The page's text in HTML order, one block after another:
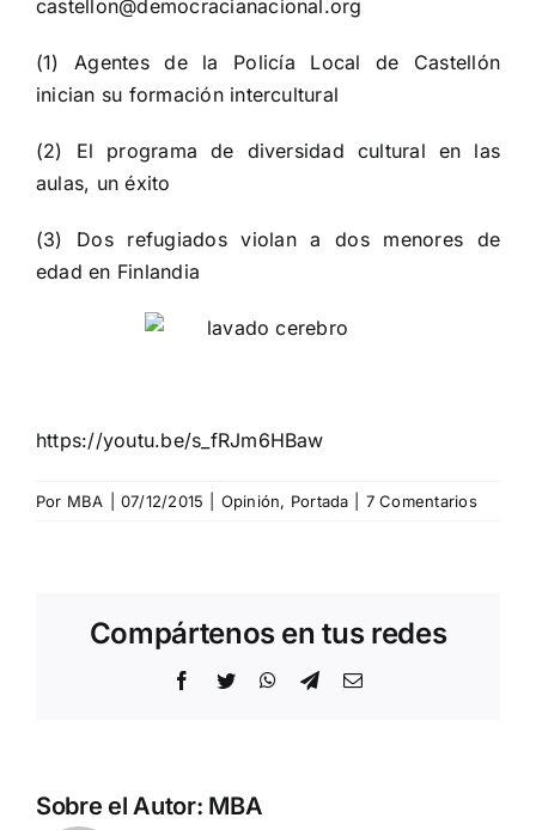
castellon@democracianacional.org
(1) Agentes de la Policía Local de Castellón
inician su formación intercultural
(2) El programa de diversidad cultural en las
aulas, un éxito
(3) Dos refugiados violan a dos menores de
edad en Finlandia
https://youtu.be/s_fRJm6HBaw
Por MBA 07/12/2015 Opinión, Portada 7 Comentarios
Compártenos en tus redes
Facebook
Twitter WhatsApp
TelegramCorreo
Sobre el Autor: MBA